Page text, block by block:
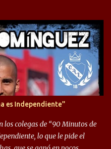
es Independiente"
los colegas de “90 Minutos de
lo que le pide el